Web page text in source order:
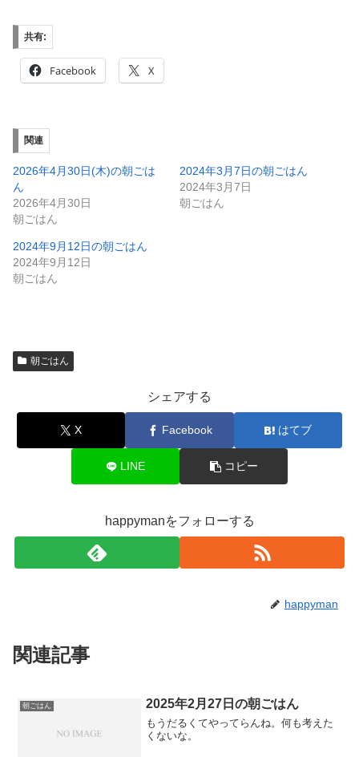
共有:
Facebook X
関連
2026年4月30日(木)の朝ごは
ん
2026年4月30日
朝ごはん
2024年3月7日の朝ごはん
2024年3月7日
朝ごはん
2024年9月12日の朝ごはん
2024年9月12日
朝ごはん
朝ごはん
シェアする
X Facebook はてブ
LINE コピー
happymanをフォローする
happyman
関連記事
朝ごはん 2025年2月27日の朝ごはん
もうだるくてやってらんね。何も考えた
くないな。